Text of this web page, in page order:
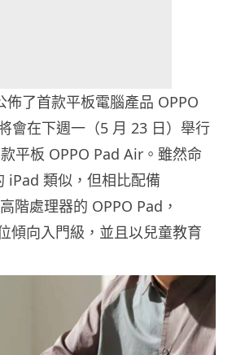
佈了首款平板電腦產品 OPPO
會在下週一（5 月 23 日）舉行
平板 OPPO Pad Air。雖然命
iPad 類似，但相比配備
階處理器的 OPPO Pad，
傾向入門級，並且以兒童教育